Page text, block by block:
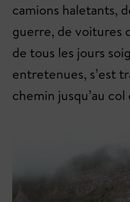
camions haletants,
guerre, de voitures
de tous les jours
entretenues, s’est
chemin jusqu’au